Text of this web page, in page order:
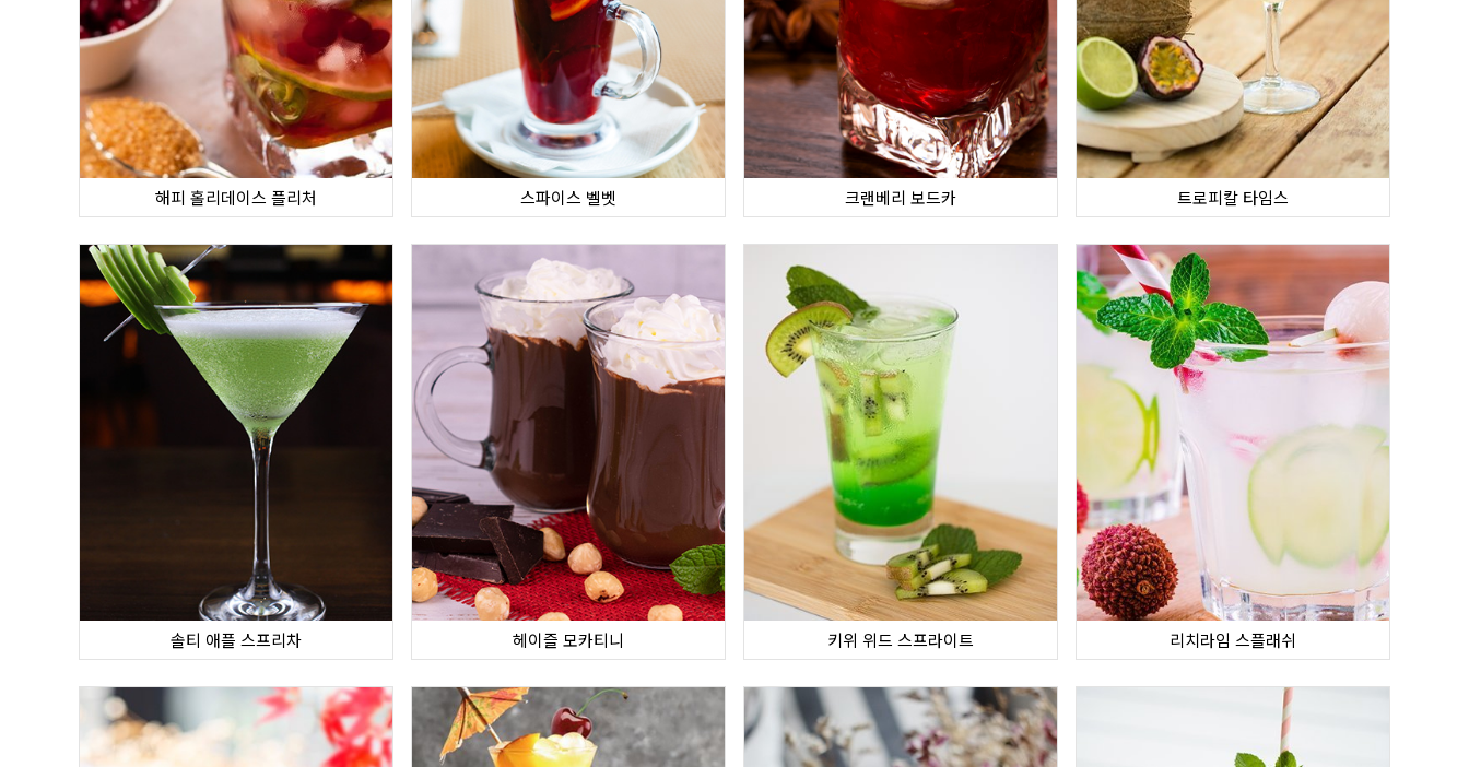
해피 홀리데이스 플리처 스파이스 벨벳 크랜베리 보드카 트로피칼 타임스
솔티 애플 스프리차 헤이즐 모카티니 키위 위드 스프라이트 리치라임 스플래쉬